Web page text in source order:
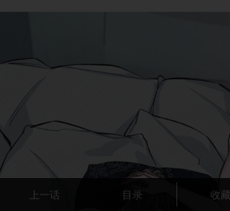
上一话 目录 收藏